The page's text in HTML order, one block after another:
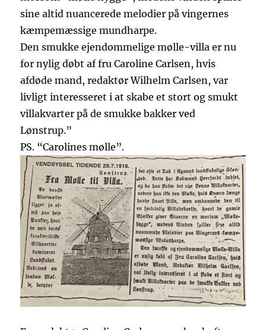
sine altid nuancerede melodier på vingernes
kæmpemæssige mundharpe.
Den smukke ejendommelige mølle-villa er nu
for nylig døbt af fru Caroline Carlsen, hvis
afdøde mand, redaktør Wilhelm Carlsen, var
livligt interesseret i at skabe et stort og smukt
villakvarter på de smukke bakker ved
Lønstrup.”
PS. “Carolines mølle”.